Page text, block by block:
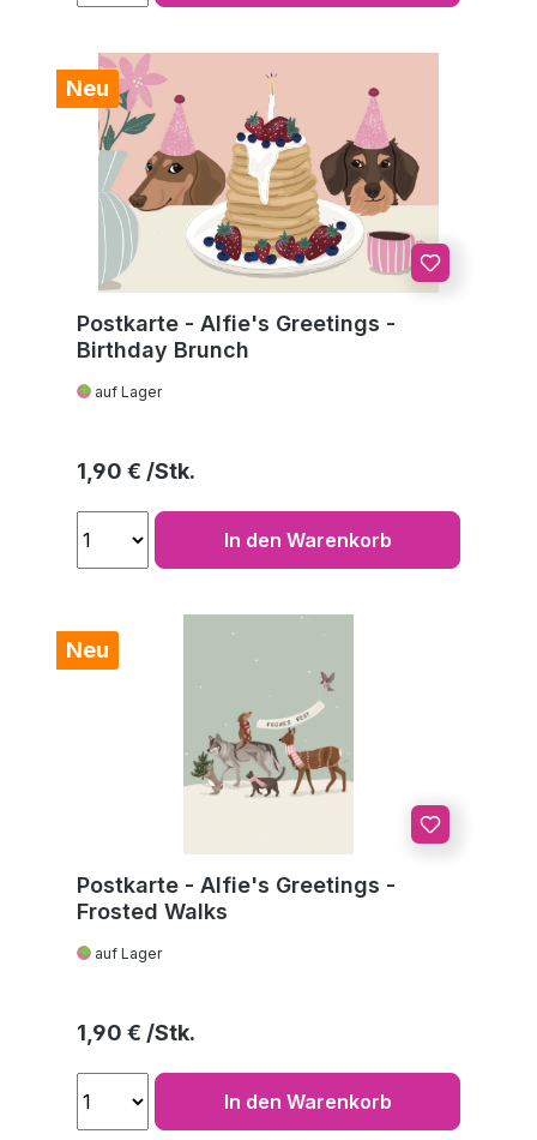
Neu
Postkarte - Alfie's Greetings -
Birthday Brunch
auf Lager
Regulärer Preis:
1,90 €
In den Warenkorb
Neu
Postkarte - Alfie's Greetings -
Frosted Walks
auf Lager
Regulärer Preis:
1,90 €
In den Warenkorb